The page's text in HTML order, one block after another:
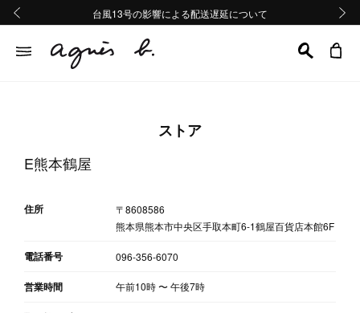
熊本地域地震の影響による配送遅延について
Summer Sale 2buy10%OFF!!
台風13号の影響による配送遅延について
熊本地域地震の影響による配送遅延について
Summer Sale 2buy10%OFF!!
ストア
E熊本鶴屋
住所
〒8608586
熊本県熊本市中央区手取本町6-1鶴屋百貨店本館6F
電話番号 096-356-6070
営業時間 午前10時〜午後7時